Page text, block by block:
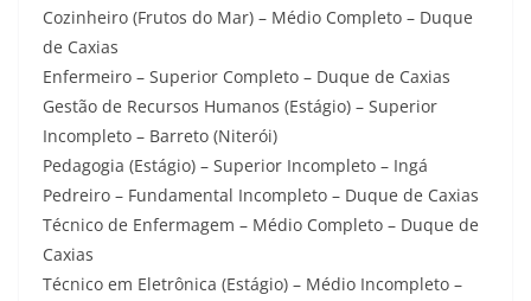
Cozinheiro (Frutos do Mar) – Médio Completo – Duque
de Caxias
Enfermeiro – Superior Completo – Duque de Caxias
Gestão de Recursos Humanos (Estágio) – Superior
Incompleto – Barreto (Niterói)
Pedagogia (Estágio) – Superior Incompleto – Ingá
Pedreiro – Fundamental Incompleto – Duque de Caxias
Técnico de Enfermagem – Médio Completo – Duque de
Caxias
Técnico em Eletrônica (Estágio) – Médio Incompleto –